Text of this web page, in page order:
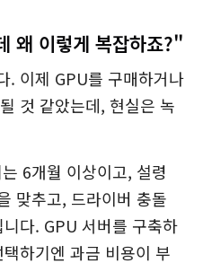
왜 이렇게 복잡하죠?"
. 이제 GPU를 구매하거나
것 같았는데, 현실은 녹
6개월 이상이고, 설령
맞추고, 드라이버 충돌
다. GPU 서버를 구축하
하기엔 과금 비용이 부